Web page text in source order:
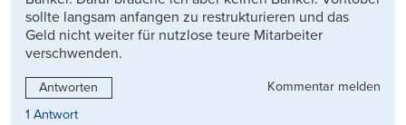
sollte langsam anfangen zu restrukturieren und das
Geld nicht weiter für nutzlose teure Mitarbeiter
verschwenden.
Antworten
Kommentar melden
1 Antwort